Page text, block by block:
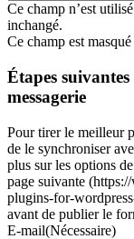
Ce champ n’est
inchangé.
Ce champ est
Étapes
messagerie
Pour tirer le meilleur
de le synchroniser
plus sur les options
page suivante
plugins-for-
avant de publier le
E-mail(Nécessaire)